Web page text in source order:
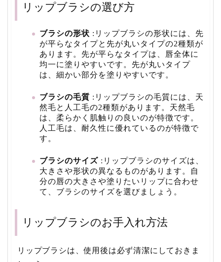
リップブラシの選び方
ブラシの形状 :リップブラシの形状には、 先
が平らなタイプと先が丸いタイプの2種類が
あります。 先が平らなタイプは、唇全体に
均一に塗りやすいです。 先が丸いタイプ
は、細かい部分を塗りやすいです。
ブラシの毛質 :リップブラシの毛質には、天
然毛と人工毛の2種類があります。 天然毛
は、柔らかく肌触りの良いのが特徴です。
人工毛は、 耐久性に優れているのが特徴で
す。
ブラシのサイズ :リップブラシのサイズは、
大きさや形状の異なるものがあります。
自
分の唇の大きさや塗りたいリップに合わせ
て、 ブラシのサイズを選びましょう。
リップブラシのお手入れ方法
リップブラシは、使用後は必ず清潔にしておきま